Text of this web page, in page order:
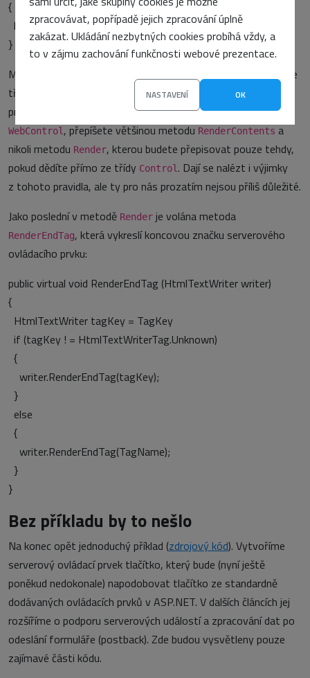
zpracovávat, popřípadě jejich zpracování úplně
zakázat. Ukládání nezbytných cookies probíhá vždy, a
to v zájmu zachování funkčnosti webové prezentace.
NASTAVENÍ OK
{
base.Render (writer)
}
Metoda
ze
třídy
, která, jak bylo popsáno výše, vykreslí všechny
prvky v kolekci
. Pokud budete dědit z třídy
WebControl, přepíšete většinou metoduRenderContentsa
nikoli metodu Render, kterou budete přepisovat pouze tehdy,
pokud dědíte přímo ze třídy Control . Dají se nalézt i výjimky
z tohoto pravidla, ale ty pro nás prozatím nejsou příliš důležité.
Jako poslední v metodě Render je volána metoda
RenderEndTag, která vykreslí koncovou značku serverového
ovládacího prvku:
public virtual void RenderEndTag (HtmlTextWriter writer)
{
HtmlTextWriter tagKey = TagKey
if (tagKey ! = HtmlTextWriterTag.Unknown)
{
writer.RenderEndTag(tagKey);
}
else
{
writer.RenderEndTag(TagName);
}
}
Bez příkladu by to nešlo
Na konec opět jednoduchý příklad (zdrojový kód). Vytvoříme
serverový ovládací prvek tlačítko, který bude (nyní ještě
poněkud nedokonale) napodobovat tlačítko ze standardně
dodávaných ovládacích prvků v ASP.NET. V dalších článcích jej
rozšíříme o podporu serverových událostí a zpracování dat po
odeslání formuláře (postback). Zde budou vysvětleny pouze
zajímavé části kódu.